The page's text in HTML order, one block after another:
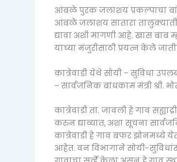
आंबळे पुरक जलाशय प्रकल्पाचा
आंबळे जलाशय सातारा
द्यावा अशी मागणी आहे. खास बाब
याच्या मंजुरीसाठी प्रयत्न केले
कात्रेवाडी येथे सोयी – सुविधा
– सार्वजनिक बांधकाम मंत्री श्री.
कात्रेवाडी ता. जावली हे गाव
करुन द्याव्यात, अशा सूचना
कात्रेवाडी हे गाव बफर झोनमध्ये
आहेत. वन विभागाने सोयी-